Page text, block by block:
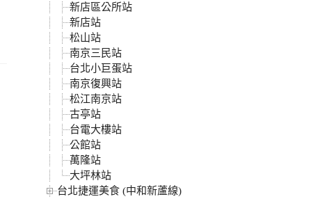
新店區公所站
新店站
松山站
南京三民站
台北小巨蛋站
南京復興站
松江南京站
古亭站
台電大樓站
公館站
萬隆站
大坪林站
台北捷運美食 (中和新蘆線)